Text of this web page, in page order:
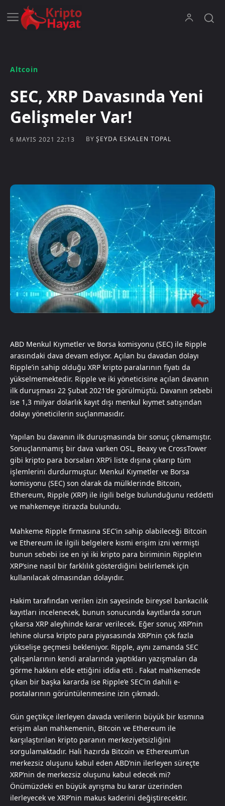
Altcoin
SEC, XRP Davasında Yeni
Gelişmeler Var!
6 MAYIS 2021 22:13 BY ŞEYDA ESKALEN TOPAL
ABD Menkul Kıymetler ve Borsa komisyonu (SEC) ile Ripple
arasındaki dava devam ediyor. Açılan bu davadan dolayı
Ripple’in sahip olduğu XRP kripto paralarının fiyatı da
yükselmemektedir. Ripple ve iki yöneticisine açılan davanın
ilk duruşması 22 Şubat 2021’de görülmüştü. Davanın sebebi
ise 1,3 milyar dolarlık kayıt dışı menkul kıymet satışından
dolayı yöneticilerin suçlanmasıdır.
Yapılan bu davanın ilk duruşmasında bir sonuç çıkmamıştır.
Sonuçlanmamış bir dava varken OSL, Beaxy ve CrossTower
gibi kripto para borsaları XRP’i liste dışına çıkarıp tüm
işlemlerini durdurmuştur. Menkul Kıymetler ve Borsa
komisyonu (SEC) son olarak da mülklerinde Bitcoin,
Ethereum, Ripple (XRP) ile ilgili belge bulunduğunu reddetti
ve mahkemeye itirazda bulundu.
Mahkeme Ripple firmasına SEC’in sahip olabileceği Bitcoin
ve Ethereum ile ilgili belgelere kısmi erişim izni vermişti
bunun sebebi ise en iyi iki kripto para biriminin Ripple’ın
XRP’sine nasıl bir farklılık gösterdiğini belirlemek için
kullanılacak olmasından dolayıdır.
Hakim tarafından verilen izin sayesinde bireysel bankacılık
kayıtları incelenecek, bunun sonucunda kayıtlarda sorun
çıkarsa XRP aleyhinde karar verilecek. Eğer sonuç XRP’nin
lehine olursa kripto para piyasasında XRP’nin çok fazla
yükselişe geçmesi bekleniyor. Ripple, aynı zamanda SEC
çalışanlarının kendi aralarında yaptıkları yazışmaları da
görme hakkını elde ettiğini iddia etti . Fakat mahkemede
çıkan bir başka kararda ise Ripple’e SEC’in dahili e-
postalarının görüntülenmesine izin çıkmadı.
Gün geçtikçe ilerleyen davada verilerin büyük bir kısmına
erişim alan mahkemenin, Bitcoin ve Ethereum ile
karşılaştırılan kripto paranın merkeziyetsizliğini
sorgulamaktadır. Hali hazırda Bitcoin ve Ethereum’un
merkezsiz oluşunu kabul eden ABD’nin ilerleyen süreçte
XRP’nin de merkezsiz oluşunu kabul edecek mi?
Önümüzdeki en büyük ayrışma bu karar üzerinden
ilerleyecek ve XRP’nin makus kaderini değiştirecektir.